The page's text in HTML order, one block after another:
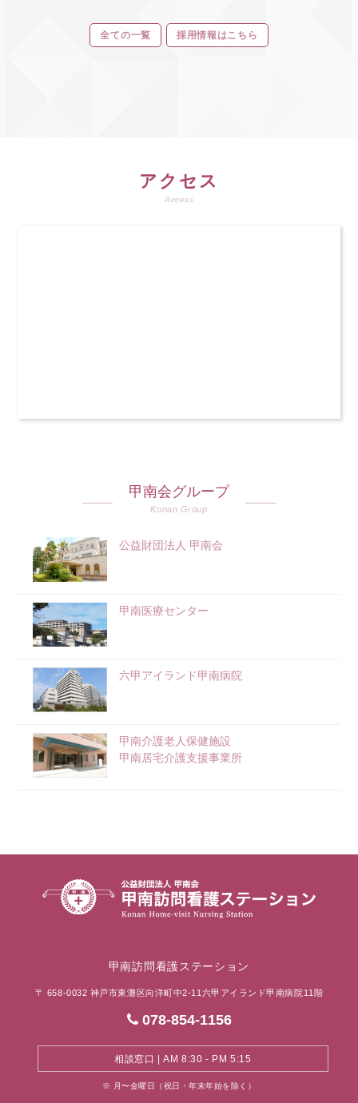
全ての一覧 採用情報はこちら
アクセス
Access
甲南会グループ
Konan Group
公益財団法人 甲南会
甲南医療センター
六甲アイランド甲南病院
甲南介護老人保健施設
甲南居宅介護支援事業所
甲南訪問看護ステーション
〒 658-0032 神戸市東灘区向洋町中2-11六甲アイランド甲南病院11階
078-854-1156
相談窓口 | AM 8:30 - PM 5:15
※ 月〜金曜日（祝日・年末年始を除く）